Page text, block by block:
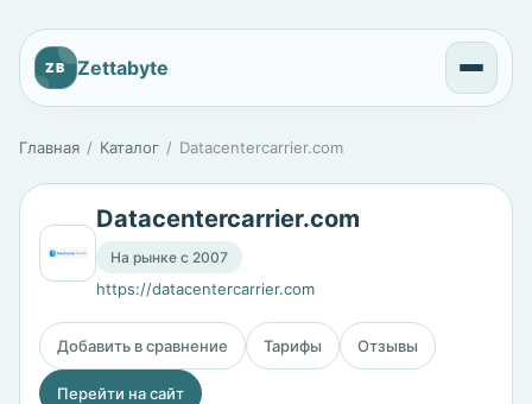
ZB Zettabyte
Главная Каталог Datacentercarrier.com
Datacentercarrier.com
На рынке с 2007
https://datacentercarrier.com
Добавить в сравнение Тарифы Отзывы
Перейти на сайт